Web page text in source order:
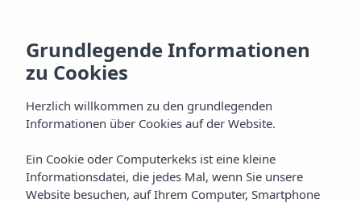
Startseite Hotels
Ibiza
Insotel Tarida Beach Resort & Spa *****
Dienstleistungen
Grundlegende Informationen
zu Cookies
Herzlich willkommen zu den grundlegenden
Informationen über Cookies auf der Website.
Ein Cookie oder Computerkeks ist eine kleine
Informationsdatei, die jedes Mal, wenn Sie unsere
Website besuchen, auf Ihrem Computer, Smartphone